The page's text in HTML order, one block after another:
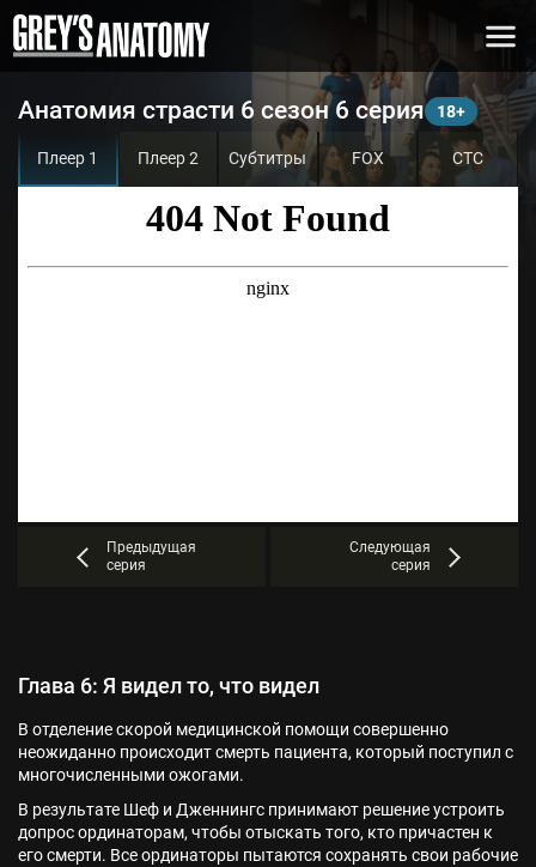
Анатомия страсти 6 сезон 6 серия
Плеер 1 Плеер 2 Субтитры FOX СТС
Предыдущая
серия
Следующая
серия
Глава 6: Я видел то, что видел
В отделение скорой медицинской помощи совершенно
неожиданно происходит смерть пациента, который поступил с
многочисленными ожогами.
В результате Шеф и Дженнингс принимают решение устроить
допрос ординаторам, чтобы отыскать того, кто причастен к
его смерти. Все ординаторы пытаются сохранять свои рабочие